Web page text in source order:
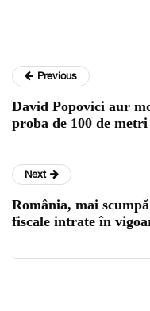
Previous
David Popovici aur
proba de 100 de metri
Next
România, mai
fiscale intrate în